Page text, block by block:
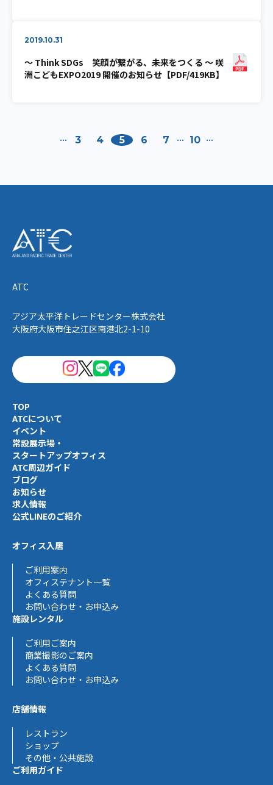
2019.10.31
～ Think SDGs 笑顔が繋がる、未来をつくる ～ 咲
洲こどもEXPO2019 開催のお知らせ【PDF/419KB】
... 3 4 5 6 7 ... 10 ...
ATC
アジア太平洋トレードセンター株式会社
大阪府大阪市住之江区南港北2-1-10
TOP
ATCについて
イベント
常設展示場・
スタートアップオフィス
ATC周辺ガイド
ブログ
お知らせ
求人情報
公式LINEのご紹介
オフィス入居
ご利用案内
オフィステナント一覧
よくある質問
お問い合わせ・お申込み
施設レンタル
ご利用ご案内
商業撮影のご案内
よくある質問
お問い合わせ・お申込み
店舗情報
レストラン
ショップ
その他・公共施設
ご利用ガイド